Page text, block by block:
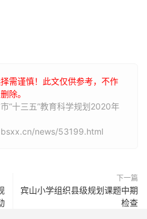
需谨慎！此文仅供参考，不作
除。
“十三五”教育科学规划2020年
news/53199.html
下一篇
宾山小学组织县级规划课题中期
检查